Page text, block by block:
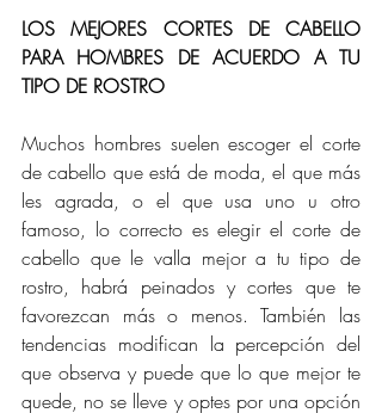
LOS MEJORES CORTES DE CABELLO
PARA HOMBRES DE ACUERDO A TU
TIPO DE ROSTRO
Muchos hombres suelen escoger el corte
de cabello que está de moda, el que más
les agrada, o el que usa uno u otro
famoso, lo correcto es elegir el corte de
cabello que le valla mejor a tu tipo de
rostro, habrá peinados y cortes que te
favorezcan más o menos. También las
tendencias modifican la percepción del
que observa y puede que lo que mejor te
quede, no se lleve y optes por una opción